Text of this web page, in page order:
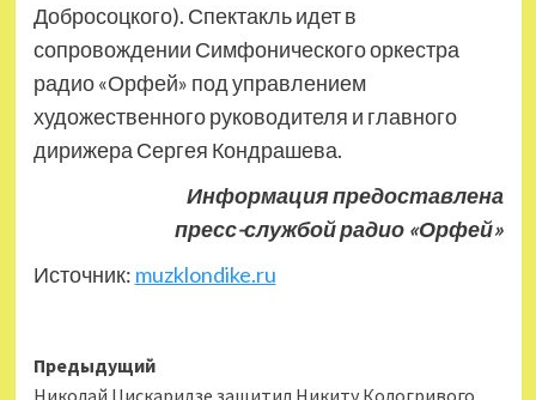
Добросоцкого). Спектакль идет в
сопровождении Симфонического оркестра
радио «Орфей» под управлением
художественного руководителя и главного
дирижера Сергея Кондрашева.
Информация предоставлена
пресс-службой радио «Орфей»
Источник: muzklondike.ru
Навигация
Предыдущий
Николай Цискаридзе защитил Никиту Кологривого